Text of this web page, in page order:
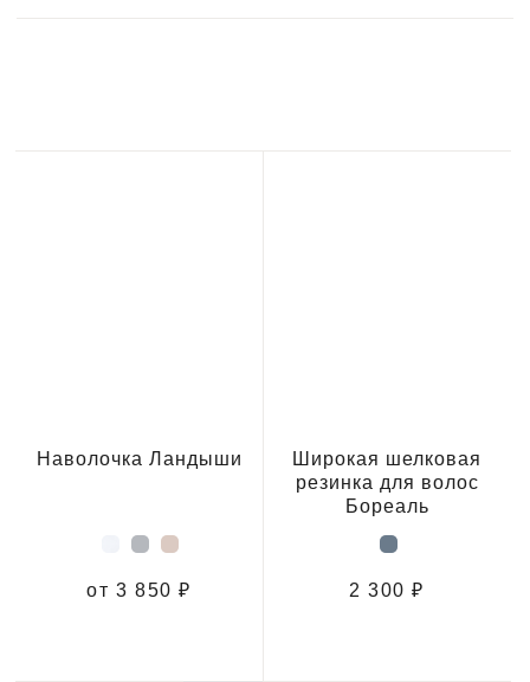
Наволочка Ландыши
от 3 850 ₽
Широкая шелковая
резинка для волос
Бореаль
2 300 ₽